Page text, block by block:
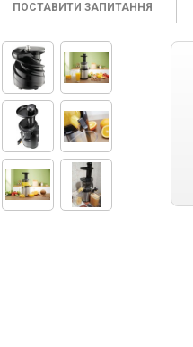
ПОСТАВИТИ ЗАПИТАННЯ